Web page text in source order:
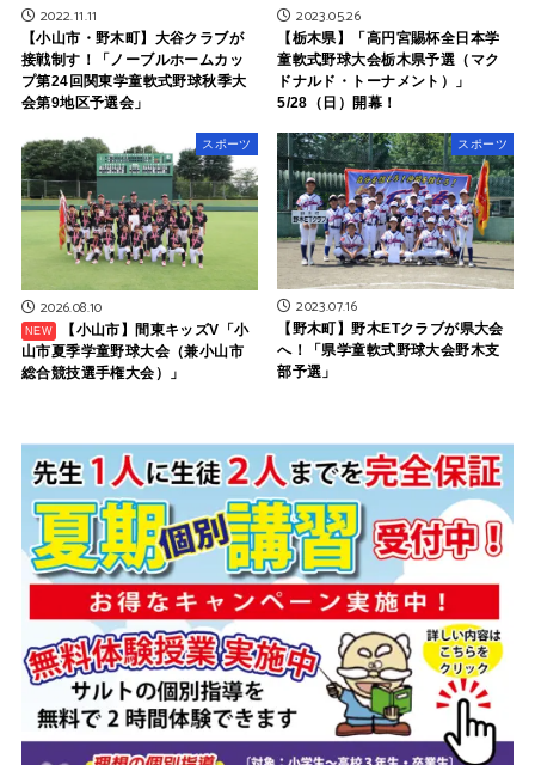
2022.11.11
【小山市・野木町】大谷クラブが
接戦制す！「ノーブルホームカッ
プ第24回関東学童軟式野球秋季大
会第9地区予選会」
2023.05.26
【栃木県】「高円宮賜杯全日本学
童軟式野球大会栃木県予選（マク
ドナルド・トーナメント）」
5/28（日）開幕！
スポーツ
2026.08.10
【小山市】間東キッズV「小
山市夏季学童野球大会（兼小山市
総合競技選手権大会）」
スポーツ
2023.07.16
【野木町】野木ETクラブが県大会
へ！「県学童軟式野球大会野木支
部予選」